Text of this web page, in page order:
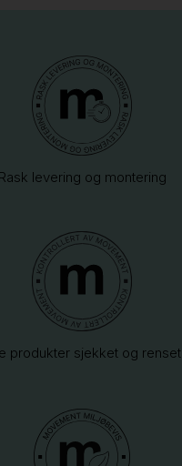
Rask levering og montering
produkter sjekket og renset